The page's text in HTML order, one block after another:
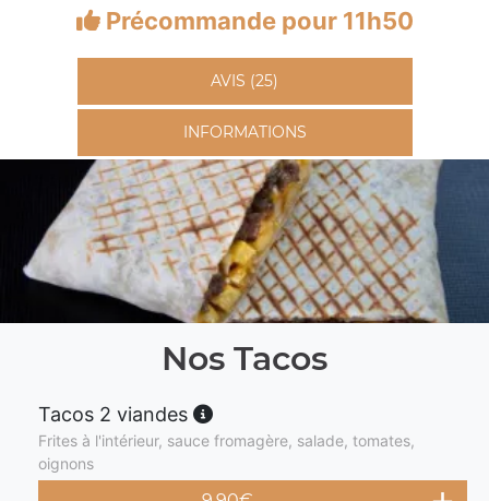
Précommande pour 11h50
AVIS (25)
INFORMATIONS
Nos Tacos
Tacos 2 viandes
Frites à l'intérieur, sauce fromagère, salade, tomates,
oignons